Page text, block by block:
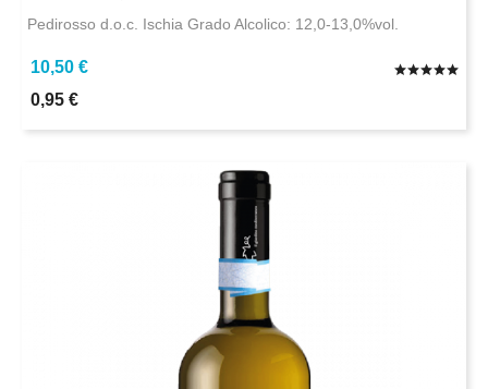
Pedirosso d.o.c. Ischia Grado Alcolico: 12,0-13,0%vol.
10,50 €
0,95 €